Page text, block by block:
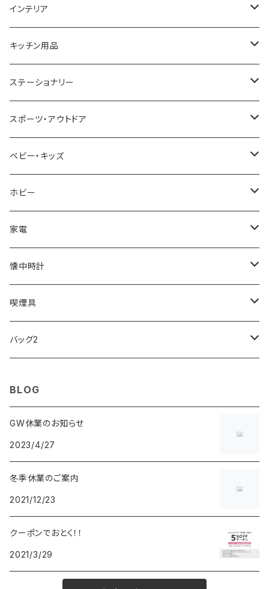
GAGA MILANO
CACTUS
TIMEX
NIXON
AVALANCHE
ORIENT
ZEPPELIN
SKAGEN
FOOTBALL WATCHES
ARCA FUTURA
DISNEY
FOREVER
CLUSE
MICHAEL KORS
NO BRAND
SAAMA HOMME
ARNOLD PALMER
MICHAEL KORS
DIESEL
ALV
Merge
ETTINGER
COACH
BVLGARI
VANQUISH
DUNHILL
BEAMZSQUARE
TOMMY HILFIGER
FOLLI FOLLIE
POLICE
PAUL HEWITT
22designstudio
BOTTEGA VENETA
EMPORIO ARMANI
CALVIN KLEIN
DANIEL WELLINGTON
SWAROVSKI
VIVIENNE WESTWOOD
MICHAEL KORS
MARC JACOBS
DIESEL
栃木レザー
NIKE
DUNHILL
NEWYORKER
OROBIANCO
Ellese
COLEMAN
MONTBLANC
Fashion Accessory Cllection
ISLAND
ATLANTIC STARS
VIVIENNE WESTWOOD
POLO RALPH LAUREN
MANHATTAN PORTAGE
United HOMME
RODANIA
BEAMZSQUARE
BLAZER CLUB
ANDY HAWARD
G GUSTO
GULLWING
LESPORTSAC
PRADA
BROMPTON
HAMILTON
INCASE
インテリア
CRYSTOCRAFT
SEIKO
CITIZEN
BRAUN
RHYTHM
BLOSSOM
MONDAINE
MAWA
その他
TANACOCORO
WOODEN
CASIO
キッチン用品
I'mD
Helios
VALENTINO VISCANI
ステーショナリー
LAMY
WATERMAN
PARKER
PELIKAN
CROSS
MONTBLANC
SWAROVSKI
SMYTHSON
スポーツ・アウトドア
Trangia
Barebones
FEUERHAND
CASIO
ベビー・キッズ
ふわりぃ
ERGO BABY
ホビー
その他
AMOS
OMMIX
COACH
家電
CREATE
TORAY
OMRON
Micol
懐中時計
MONDAINE
喫煙具
ZIPPO
バッグ2
BLOG
GW休業のお知らせ
2023/4/27
冬季休業のご案内
2021/12/23
クーポンでおとく！！
2021/3/29